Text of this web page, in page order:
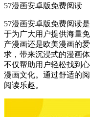
57漫画安卓版免费阅读
57漫画安卓版免费阅读
于为广大用户提供海量
产漫画还是欧美漫画的
求，带来沉浸式的漫画
不仅帮助用户轻松找到
漫画文化。通过舒适的
阅读乐趣。